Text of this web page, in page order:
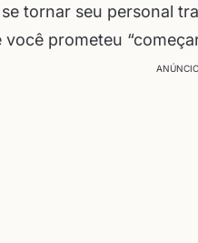
tornar seu personal
prometeu